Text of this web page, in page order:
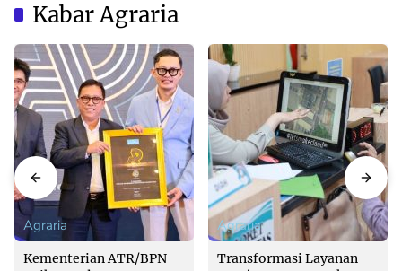
Kabar Agraria
Agraria
Kementerian ATR/BPN
Agraria
Transformasi Layanan